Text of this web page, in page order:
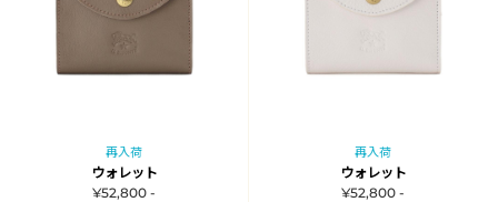
再入荷
ウォレット
¥52,800 -
再入荷
ウォレット
¥52,800 -